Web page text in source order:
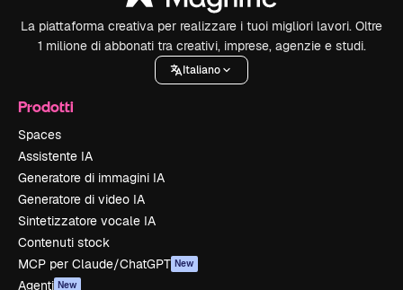
La piattaforma creativa per realizzare i tuoi migliori lavori. Oltre
1 milione di abbonati tra creativi, imprese, agenzie e studi.
Italiano
Prodotti
Spaces
Assistente IA
Generatore di immagini IA
Generatore di video IA
Sintetizzatore vocale IA
Contenuti stock
MCP per Claude/ChatGPT New
Agenti New